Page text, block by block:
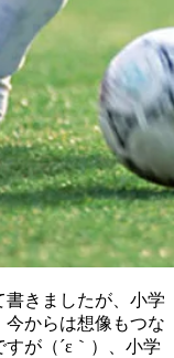
書きましたが、小学
からは想像もつな
が（´ε｀）、小学